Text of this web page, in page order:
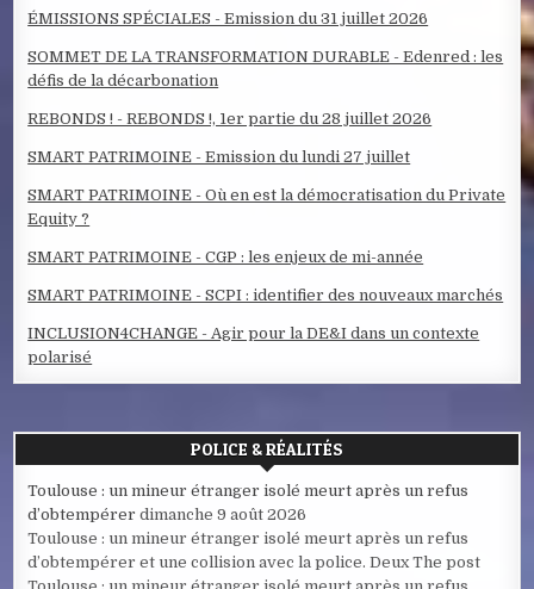
ÉMISSIONS SPÉCIALES - Emission du 31 juillet 2026
SOMMET DE LA TRANSFORMATION DURABLE - Edenred : les
défis de la décarbonation
REBONDS ! - REBONDS !, 1er partie du 28 juillet 2026
SMART PATRIMOINE - Emission du lundi 27 juillet
SMART PATRIMOINE - Où en est la démocratisation du Private
Equity ?
SMART PATRIMOINE - CGP : les enjeux de mi-année
SMART PATRIMOINE - SCPI : identifier des nouveaux marchés
INCLUSION4CHANGE - Agir pour la DE&I dans un contexte
polarisé
POLICE & RÉALITÉS
Toulouse : un mineur étranger isolé meurt après un refus
d’obtempérer dimanche 9 août 2026
Toulouse : un mineur étranger isolé meurt après un refus
d’obtempérer et une collision avec la police. Deux The post